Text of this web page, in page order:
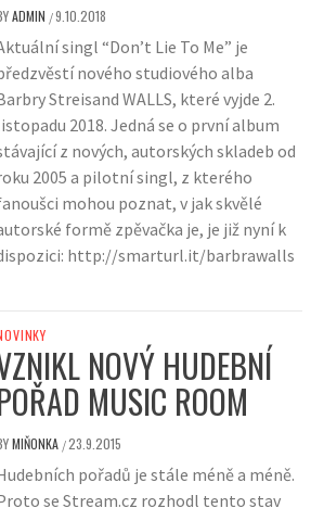
ADMIN /9.10.2018
singl “Don’t Lie To Me” je
nového studiového alba
Streisand WALLS, které vyjde 2.
2018. Jedná se o první album
z nových, autorských skladeb od
2005 a pilotní singl, z kterého
mohou poznat, v jak skvělé
formě zpěvačka je, je již nyní k
http://smarturl.it/barbrawalls
NOVÝ HUDEBNÍ
MUSIC ROOM
MIŇONKA /23.9.2015
pořadů je stále méně a méně.
se Stream.cz rozhodl tento stav